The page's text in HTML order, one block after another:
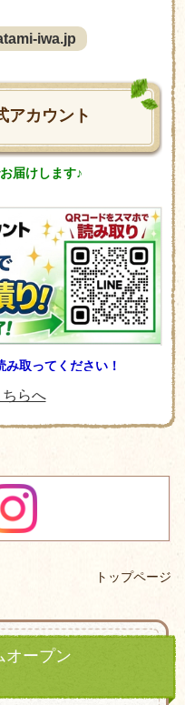
iwa.jp
アカウント
届けします♪
取ってください！
らへ
トップページ
オープン